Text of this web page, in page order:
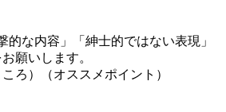
な内容」「紳士的ではない表現」
願いします。
ろ）（オススメポイント）